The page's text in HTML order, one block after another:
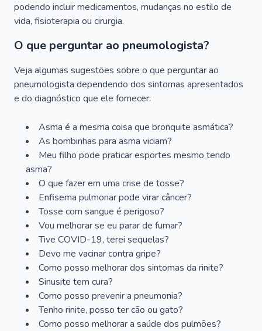
podendo incluir medicamentos, mudanças no estilo de
vida, fisioterapia ou cirurgia.
O que perguntar ao pneumologista?
Veja algumas sugestões sobre o que perguntar ao
pneumologista dependendo dos sintomas apresentados
e do diagnóstico que ele fornecer:
Asma é a mesma coisa que bronquite asmática?
As bombinhas para asma viciam?
Meu filho pode praticar esportes mesmo tendo
asma?
O que fazer em uma crise de tosse?
Enfisema pulmonar pode virar câncer?
Tosse com sangue é perigoso?
Vou melhorar se eu parar de fumar?
Tive COVID-19, terei sequelas?
Devo me vacinar contra gripe?
Como posso melhorar dos sintomas da rinite?
Sinusite tem cura?
Como posso prevenir a pneumonia?
Tenho rinite, posso ter cão ou gato?
Como posso melhorar a saúde dos pulmões?